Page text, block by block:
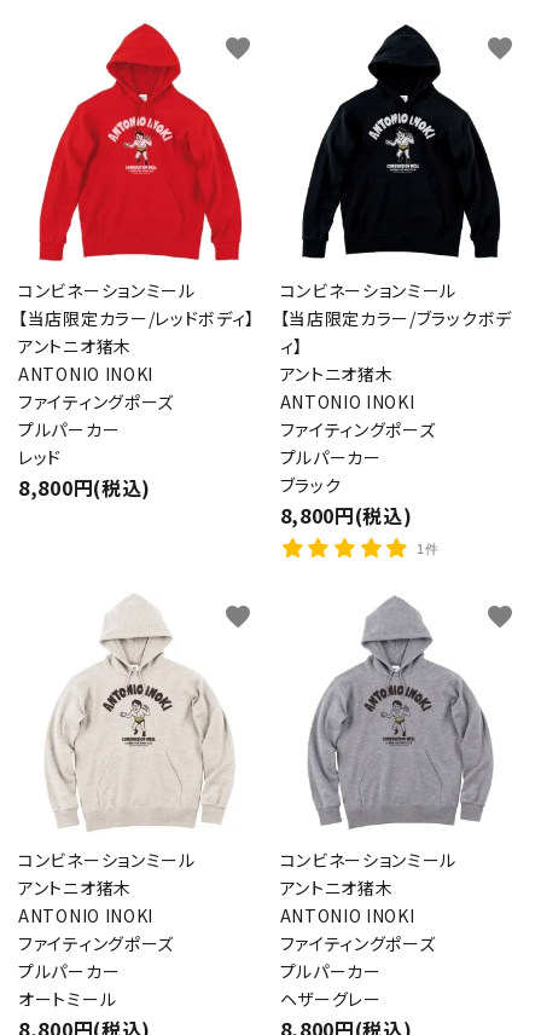
コンビネーションミール
【当店限定カラー/レッドボディ】
アントニオ猪木
ANTONIO INOKI
ファイティングポーズ
プルパーカー
レッド
8,800円(税込)
favorite
コンビネーションミール
【当店限定カラー/ブラックボデ
ィ】
アントニオ猪木
ANTONIO INOKI
ファイティングポーズ
プルパーカー
ブラック
8,800円(税込)
1件
favorite
コンビネーションミール
アントニオ猪木
ANTONIO INOKI
ファイティングポーズ
プルパーカー
オートミール
8,800円(税込)
favorite
コンビネーションミール
アントニオ猪木
ANTONIO INOKI
ファイティングポーズ
プルパーカー
ヘザーグレー
8,800円(税込)
favorite